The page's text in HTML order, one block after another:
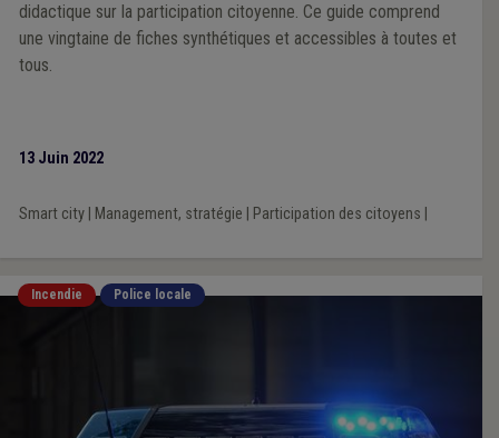
didactique sur la participation citoyenne. Ce guide comprend
une vingtaine de fiches synthétiques et accessibles à toutes et
tous.
13 Juin 2022
Smart city| Management, stratégie Participation des citoyens
Incendie Police locale